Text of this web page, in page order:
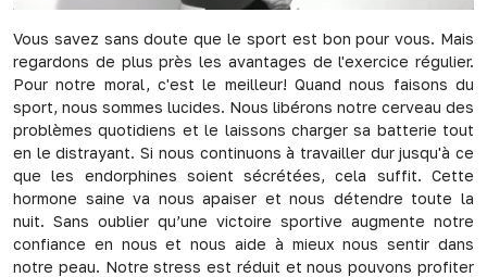
Vous savez sans doute que le sport est bon pour vous. Mais
regardons de plus près les avantages de l'exercice régulier.
Pour notre moral, c'est le meilleur! Quand nous faisons du
sport, nous sommes lucides. Nous libérons notre cerveau des
problèmes quotidiens et le laissons charger sa batterie tout
en le distrayant. Si nous continuons à travailler dur jusqu'à ce
que les endorphines soient sécrétées, cela suffit. Cette
hormone saine va nous apaiser et nous détendre toute la
nuit. Sans oublier qu’une victoire sportive augmente notre
confiance en nous et nous aide à mieux nous sentir dans
notre peau. Notre stress est réduit et nous pouvons profiter